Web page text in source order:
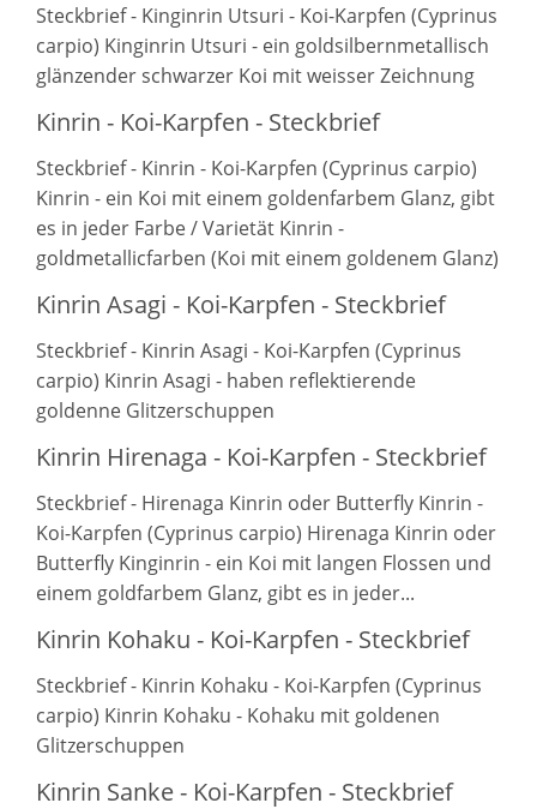
Steckbrief - Kinginrin Utsuri - Koi-Karpfen (Cyprinus
carpio) Kinginrin Utsuri - ein goldsilbernmetallisch
glänzender schwarzer Koi mit weisser Zeichnung
Kinrin - Koi-Karpfen - Steckbrief
Steckbrief - Kinrin - Koi-Karpfen (Cyprinus carpio)
Kinrin - ein Koi mit einem goldenfarbem Glanz, gibt
es in jeder Farbe / Varietät Kinrin -
goldmetallicfarben (Koi mit einem goldenem Glanz)
Kinrin Asagi - Koi-Karpfen - Steckbrief
Steckbrief - Kinrin Asagi - Koi-Karpfen (Cyprinus
carpio) Kinrin Asagi - haben reflektierende
goldenne Glitzerschuppen
Kinrin Hirenaga - Koi-Karpfen - Steckbrief
Steckbrief - Hirenaga Kinrin oder Butterfly Kinrin -
Koi-Karpfen (Cyprinus carpio) Hirenaga Kinrin oder
Butterfly Kinginrin - ein Koi mit langen Flossen und
einem goldfarbem Glanz, gibt es in jeder...
Kinrin Kohaku - Koi-Karpfen - Steckbrief
Steckbrief - Kinrin Kohaku - Koi-Karpfen (Cyprinus
carpio) Kinrin Kohaku - Kohaku mit goldenen
Glitzerschuppen
Kinrin Sanke - Koi-Karpfen - Steckbrief